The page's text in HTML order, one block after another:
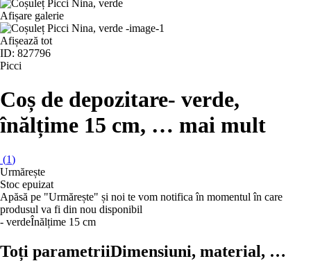
Afișare galerie
Afișează tot
ID: 827796
Picci
Coș de depozitare- verde,
înălțime 15 cm, … mai mult
(1)
Urmărește
Stoc epuizat
Apăsă pe "Urmărește" și noi te vom notifica în momentul în care
produsul va fi din nou disponibil
- verdeÎnălțime 15 cm
Toți parametriiDimensiuni, material, …